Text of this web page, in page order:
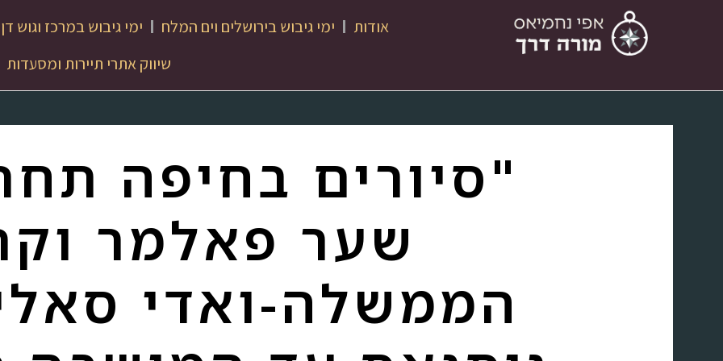
אודות ימי גיבוש בירושלים וים המלח ימי גיבוש במרכז וגוש דן
שיווק אתרי תיירות ומסעדות
"סיורים בחיפה
שער פאלמר
הממשלה-ואדי